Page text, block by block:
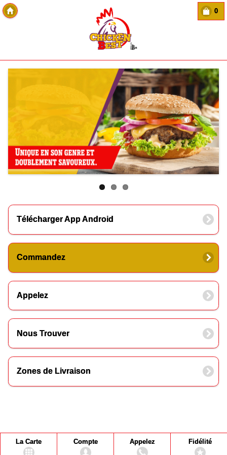
0
Télécharger App Android
Commandez
Appelez
Nous Trouver
Zones de Livraison
La Carte Compte Appelez Fidélité
Copyright Des-click